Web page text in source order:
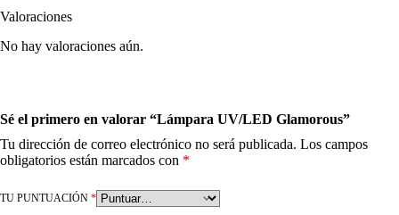
Valoraciones
No hay valoraciones aún.
Sé el primero en valorar “Lámpara UV/LED Glamorous”
Tu dirección de correo electrónico no será publicada. Los campos
obligatorios están marcados con *
TU PUNTUACIÓN *